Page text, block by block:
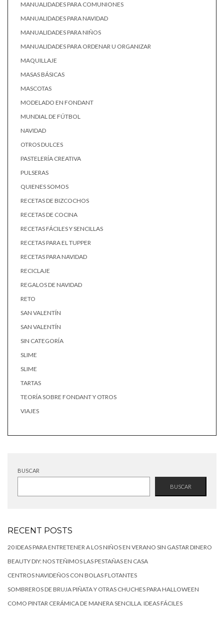
MANUALIDADES PARA COMUNIONES
MANUALIDADES PARA NAVIDAD
MANUALIDADES PARA NIÑOS
MANUALIDADES PARA ORDENAR U ORGANIZAR
MAQUILLAJE
MASAS BÁSICAS
MASCOTAS
MODELADO EN FONDANT
MUNDIAL DE FÚTBOL
NAVIDAD
OTROS DULCES
PASTELERÍA CREATIVA
PULSERAS
QUIENES SOMOS
RECETAS DE BIZCOCHOS
RECETAS DE COCINA
RECETAS FÁCILES Y SENCILLAS
RECETAS PARA EL TUPPER
RECETAS PARA NAVIDAD
RECICLAJE
REGALOS DE NAVIDAD
RETO
SAN VALENTÍN
SAN VALENTÍN
SIN CATEGORÍA
SLIME
SLIME
TARTAS
TEORÍA SOBRE FONDANT Y OTROS
VIAJES
BUSCAR
BUSCAR
RECENT POSTS
20 IDEAS PARA ENTRETENER A LOS NIÑOS EN VERANO SIN GASTAR DINERO
BEAUTY DIY: NOS TEÑIMOS LAS PESTAÑAS EN CASA
CENTROS NAVIDEÑOS CON BOLAS FLOTANTES
SOMBREROS DE BRUJA PIÑATA Y OTRAS CHUCHES PARA HALLOWEEN
COMO PINTAR CERÁMICA DE MANERA SENCILLA. IDEAS FÁCILES